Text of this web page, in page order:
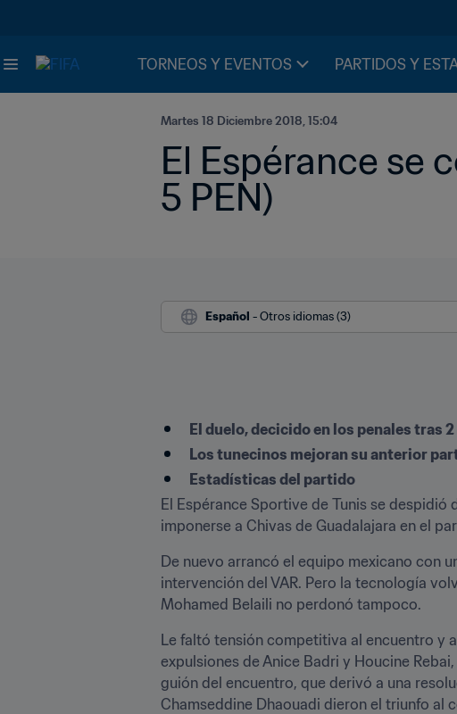
TORNEOS Y EVENTOS PARTIDOS Y
Martes 18 Diciembre 2018, 15:04
El Espérance se
5 PEN)
Español - Otros idiomas (3)
El duelo, decicido en los penales tras
Los tunecinos mejoran su anterior
Estadísticas del partido
El Espérance Sportive de Tunis se despidió
imponerse a Chivas de Guadalajara en el
De nuevo arrancó el equipo mexicano con
intervención del VAR. Pero la tecnología
Mohamed Belaili no perdonó tampoco.
Le faltó tensión competitiva al encuentro y
expulsiones de Anice Badri y Houcine
guión del encuentro, que derivó a una
Chamseddine Dhaouadi dieron el triunfo al